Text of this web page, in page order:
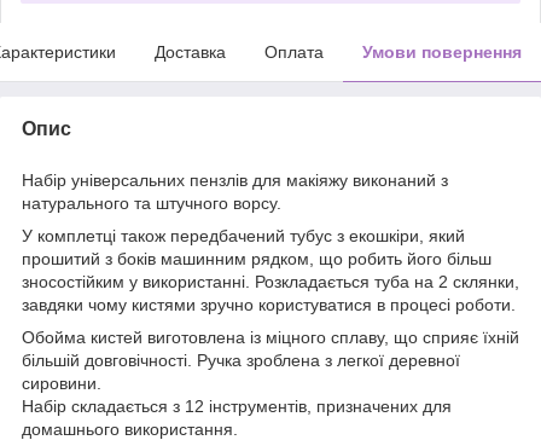
Доставка Оплата Умови повернення
Опис
Набір універсальних пензлів для макіяжу виконаний з
натурального та штучного ворсу.
У комплетці також передбачений тубус з екошкіри, який
прошитий з боків машинним рядком, що робить його більш
зносостійким у використанні. Розкладається туба на 2 склянки,
завдяки чому кистями зручно користуватися в процесі роботи.
Обойма кистей виготовлена ​​із міцного сплаву, що сприяє їхній
більшій довговічності. Ручка зроблена з легкої деревної
сировини.
Набір складається з 12 інструментів, призначених для
домашнього використання.